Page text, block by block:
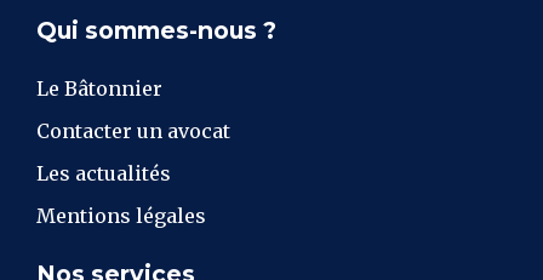
Qui sommes-nous ?
Le Bâtonnier
Contacter un avocat
Les actualités
Mentions légales
Nos services